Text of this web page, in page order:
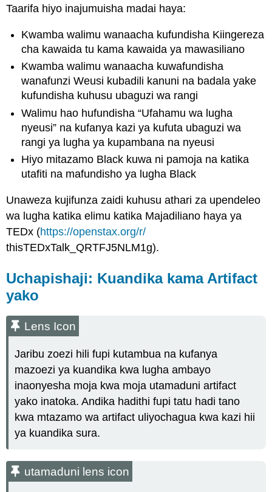
Taarifa hiyo inajumuisha madai haya:
Kwamba walimu wanaacha kufundisha Kiingereza
cha kawaida tu kama kawaida ya mawasiliano
Kwamba walimu wanaacha kuwafundisha
wanafunzi Weusi kubadili kanuni na badala yake
kufundisha kuhusu ubaguzi wa rangi
Walimu hao hufundisha “Ufahamu wa lugha
nyeusi” na kufanya kazi ya kufuta ubaguzi wa
rangi ya lugha ya kupambana na nyeusi
Hiyo mitazamo Black kuwa ni pamoja na katika
utafiti na mafundisho ya lugha Black
Unaweza kujifunza zaidi kuhusu athari za upendeleo
wa lugha katika elimu katika Majadiliano haya ya
TEDx (https://openstax.org/r/
thisTEDxTalk_QRTFJ5NLM1g).
Uchapishaji: Kuandika kama Artifact
yako
Lens Icon
Jaribu zoezi hili fupi kutambua na kufanya
mazoezi ya kuandika kwa lugha ambayo
inaonyesha moja kwa moja utamaduni artifact
yako inatoka. Andika hadithi fupi tatu hadi tano
kwa mtazamo wa artifact uliyochagua kwa kazi hii
ya kuandika sura.
utamaduni lens icon